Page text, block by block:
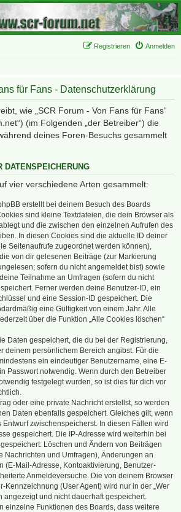
Anmelden
Registrieren
für Fans - Datenschutzerklärung
wie „SCR Forum - Von Fans für Fans“
(im Folgenden „der Betreiber“) die
deines Foren-Besuchs gesammelt
DATENSPEICHERUNG
vier verschiedene Arten gesammelt:
erstellt bei deinem Besuch des Boards
sind kleine Textdateien, die dein Browser als
und die zwischen den einzelnen Aufrufen des
In diesen Cookies sind die aktuelle ID deiner
Seitenaufrufe zugeordnet werden können),
von dir gelesenen Beiträge (zur Markierung
sofern du nicht angemeldet bist) sowie
Teilnahme an Umfragen (sofern du nicht
Ferner werden deine Benutzer-ID, ein
und eine Session-ID gespeichert. Die
eine Gültigkeit von einem Jahr. Alle
über die Funktion „Alle Cookies löschen“
Daten gespeichert, die du bei der Registrierung,
deinem persönlichem Bereich angibst. Für die
ein eindeutiger Benutzername, eine E-
Passwort notwendig. Wenn durch den Betreiber
festgelegt wurden, so ist dies für dich vor
oder eine private Nachricht erstellst, so werden
Daten ebenfalls gespeichert. Gleiches gilt, wenn
zwischenspeicherst. In diesen Fällen wird
gespeichert. Die IP-Adresse wird weiterhin bei
Löschen und Ändern von Beiträgen
Nachrichten und Umfragen), Änderungen an
(E-Mail-Adresse, Kontoaktivierung, Benutzer-
Anmeldeversuche. Die von deinem Browser
Kennzeichnung (User Agent) wird nur in der „Wer
angezeigt und nicht dauerhaft gespeichert.
einzelne Funktionen des Boards, dass weitere